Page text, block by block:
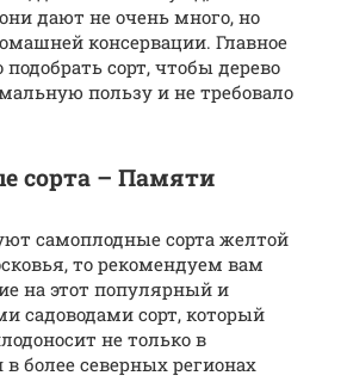
дают не очень много, но
консервации. Главное
сорт, чтобы дерево
пользу и не требовало
сорта – Памяти
самоплодные сорта желтой
то рекомендуем вам
на этот популярный и
садоводами сорт, который
не только в
более северных регионах